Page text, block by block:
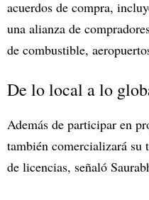
acuerdos de compra,
una alianza de
de combustible,
De lo local a lo
Además de participar en
también comercializará su
de licencias, señaló